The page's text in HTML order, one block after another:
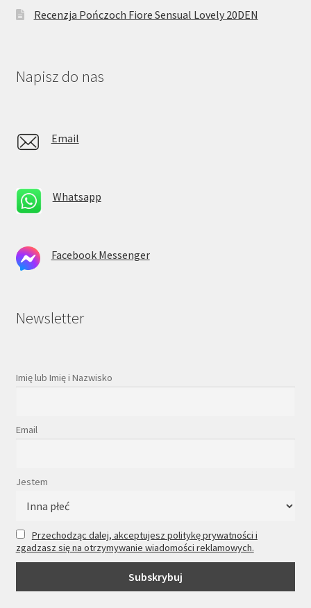
Recenzja Pończoch Fiore Sensual Lovely 20DEN
Napisz do nas
Email
Whatsapp
Facebook Messenger
Newsletter
Imię lub Imię i Nazwisko
Email
Jestem
Przechodząc dalej, akceptujesz politykę prywatności i
zgadzasz się na otrzymywanie wiadomości reklamowych.